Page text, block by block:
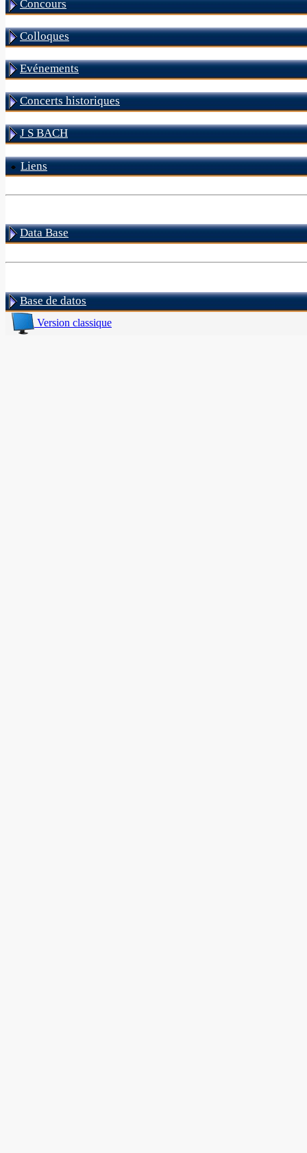
Concours
Colloques
Evénements
Concerts historiques
J S BACH
Liens
Data Base
Base de datos
Version classique